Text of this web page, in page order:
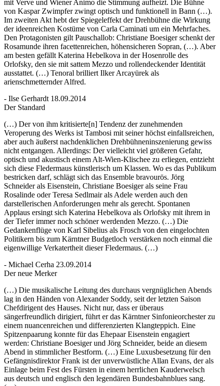
mit Verve und Wiener Animo die Stimmung aufheizt. Die Bühne
von Kaspar Zwimpfer zwingt optisch und funktionell in Bann (…).
Im zweiten Akt hebt der Spiegeleffekt der Drehbühne die Wirkung
der ideenreichen Kostüme von Carla Caminati um ein Mehrfaches.
Den Protagonisten gilt Pauschallob: Christiane Boesiger schenkt der
Rosamunde ihren facettenreichen, höhensicheren Sopran, (…). Aber
am besten gefällt Katerina Hebelkova in der Hosenrolle des
Orlofsky, den sie mit sattem Mezzo und rollendeckender Identität
ausstattet. (…) Tenoral brilliert Ilker Arcayürek als
arienschmetternder Alfred.
- Ilse Gerhardt 18.09.2014
Der Standard
(…) Der von ihm kritisierte[n] Tendenz der zunehmenden
Veroperung des Werks ist Tambosi mit seiner höchst einfallsreichen,
aber auch äußerst nachdenklichen Drehbühneninszenierung gewiss
nicht entgangen. Allerdings: Der vielleicht viel größeren Gefahr,
optisch und akustisch einem Alt-Wien-Klischee zu erliegen, entzieht
sich diese Fledermaus künstlerisch um Klassen. Wo es das Publikum
bestricken darf, schlägt sich das Ensemble bravourös. Jörg
Schneider als Eisenstein, Christiane Boesiger als seine Frau
Rosalinde oder Teresa Sedlmair als Adele werden auch den
darstellerischen Anforderungen mehr als gerecht. Spontanen
Applaus ersingt sich Katerina Hebelkova als Orlofsky mit ihrem in
der Tiefer immer noch schöner werdenden Mezzo. (…) Die
Gedankenflüge von Karl Sibelius als Frosch von den eingelochten
Politikern bis zum Kärntner Budgetloch verstärken noch einmal die
eigenwillige Verkatertheit dieser Fledermaus. (…)
- Michael Cerha 23.09.2014
Der neue Merker
(…) Die musikalische Leitung des durchaus vergnüglichen Abends
lag in den Händen von Alexander Soddy, seit der letzten Saison
Chefdirigent des Hauses. Nicht nur, dass er überaus
sängerfreundlich dirigiert, führt er das Kärntner Sinfonieorchester zu
einem nuancenreichen und differenzierten Klangteppich. Eine
Spitzenpaarung konnte für das Ehepaar Eisenstein engagiert
werden: Christiane Boesiger und Jörg Schneider, beide an diesem
Abend in stimmlicher Bestform. (…) Eine Luxusbesetzung für den
Gefängnisdirektor Frank ist der unverwüstliche Allan Evans, der als
Einlage beim Fest des Fürsten in einem herrlichen Kauderwelsch
aus deutsch und englisch den legendären Bundesbahnblues sang.